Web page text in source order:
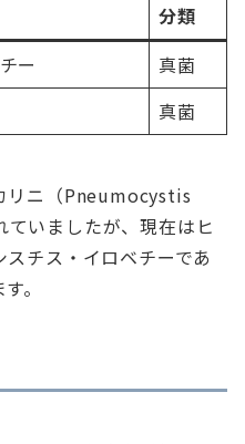
分類
ー
真菌
真菌
リニ（Pneumocystis
いましたが、現在はヒ
チス・イロベチーであ
。